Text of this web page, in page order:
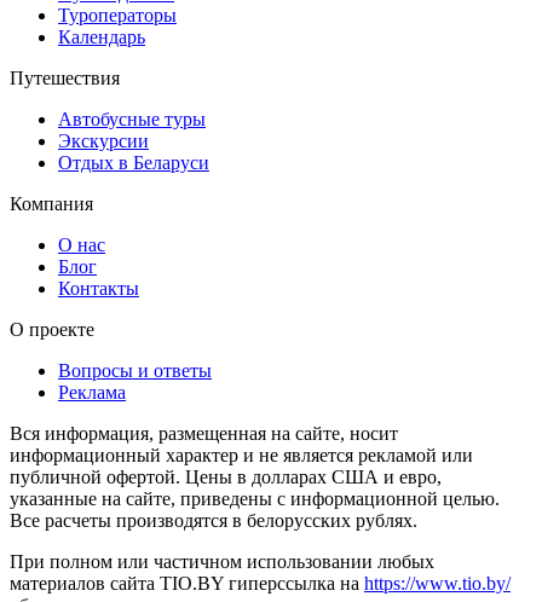
Туроператоры
Календарь
Путешествия
Автобусные туры
Экскурсии
Отдых в Беларуси
Компания
О нас
Блог
Контакты
О проекте
Вопросы и ответы
Реклама
Вся информация, размещенная на сайте, носит
информационный характер и не является рекламой или
публичной офертой. Цены в долларах США и евро,
указанные на сайте, приведены с информационной целью.
Все расчеты производятся в белорусских рублях.
При полном или частичном использовании любых
материалов сайта TIO.BY гиперссылка на https://www.tio.by/